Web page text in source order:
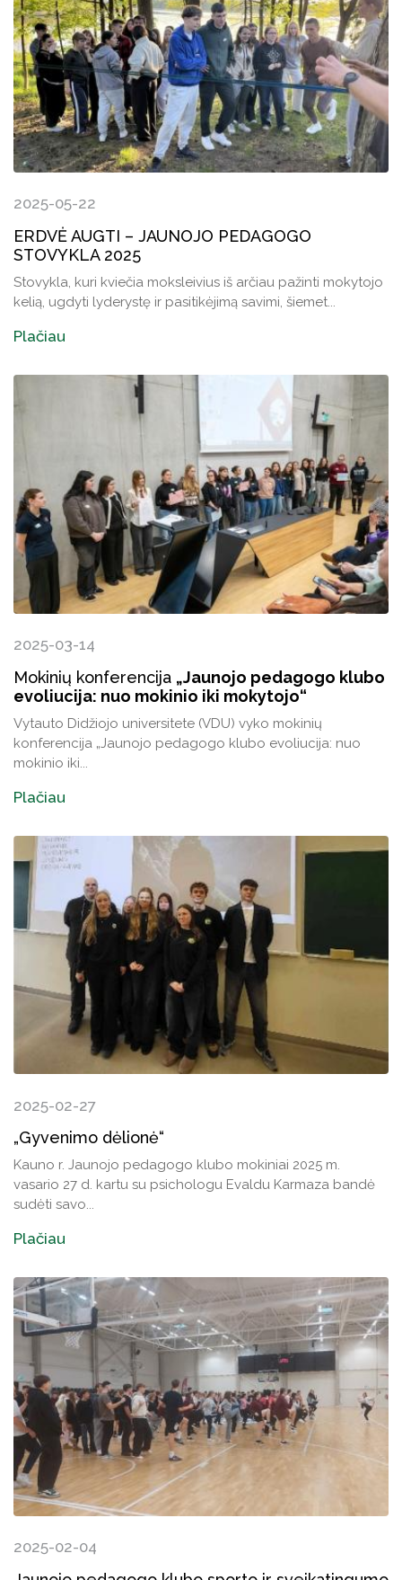
2025-05-22
ERDVĖ AUGTI – JAUNOJO PEDAGOGO
STOVYKLA 2025
Stovykla, kuri kviečia moksleivius iš arčiau pažinti mokytojo
kelią, ugdyti lyderystę ir pasitikėjimą savimi, šiemet...
Plačiau
2025-03-14
Mokinių konferencija „Jaunojo pedagogo klubo
evoliucija: nuo mokinio iki mokytojo“
Vytauto Didžiojo universitete (VDU) vyko mokinių
konferencija „Jaunojo pedagogo klubo evoliucija: nuo
mokinio iki...
Plačiau
2025-02-27
„Gyvenimo dėlionė“
Kauno r. Jaunojo pedagogo klubo mokiniai 2025 m.
vasario 27 d. kartu su psichologu Evaldu Karmaza bandė
sudėti savo...
Plačiau
2025-02-04